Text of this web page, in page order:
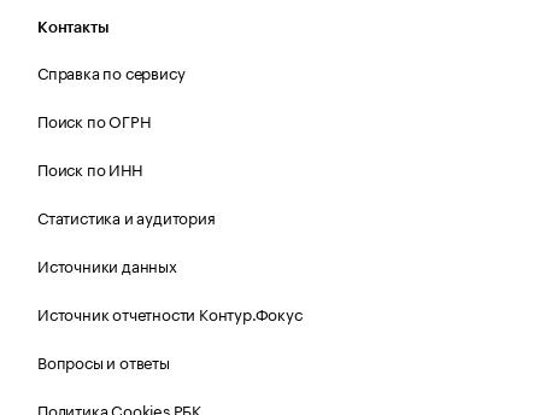
Контакты
Справка по сервису
Поиск по ОГРН
Поиск по ИНН
Статистика и аудитория
Источники данных
Источник отчетности Контур.Фокус
Вопросы и ответы
Политика Cookies РБК